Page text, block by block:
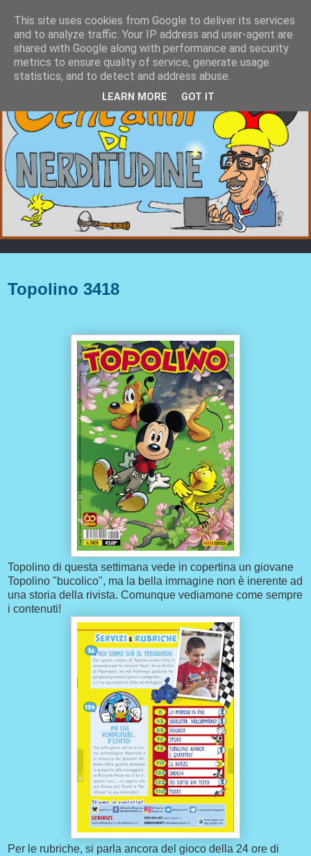
Topolino 3418
Topolino di questa settimana vede in copertina un giovane
Topolino "bucolico", ma la bella immagine non è inerente ad
una storia della rivista. Comunque vediamone come sempre
i contenuti!
Per le rubriche, si parla ancora del gioco della 24 ore di
This site uses cookies from Google to deliver its services
and to analyze traffic. Your IP address and user-agent are
shared with Google along with performance and security
metrics to ensure quality of service, generate usage
statistics, and to detect and address abuse.
LEARN MORE GOT IT